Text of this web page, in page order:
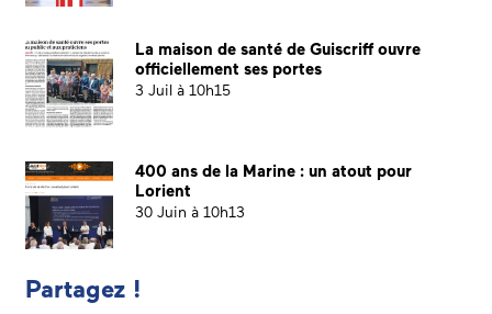
La maison de santé de Guiscriff ouvre
officiellement ses portes
3 Juil à 10h15
400 ans de la Marine : un atout pour
Lorient
30 Juin à 10h13
Partagez !